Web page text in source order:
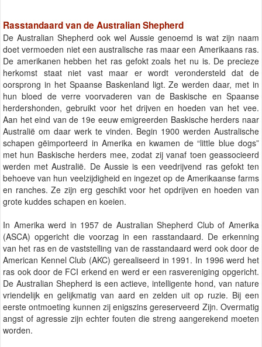
Rasstandaard van de Australian Shepherd
De Australian Shepherd ook wel Aussie genoemd is wat zijn naam
doet vermoeden niet een australische ras maar een Amerikaans ras.
De amerikanen hebben het ras gefokt zoals het nu is. De precieze
herkomst staat niet vast maar er wordt verondersteld dat de
oorsprong in het Spaanse Baskenland ligt. Ze werden daar, met in
hun bloed de verre voorvaderen van de Baskische en Spaanse
herdershonden, gebruikt voor het drijven en hoeden van het vee.
Aan het eind van de 19e eeuw emigreerden Baskische herders naar
Australië om daar werk te vinden. Begin 1900 werden Australische
schapen gëimporteerd in Amerika en kwamen de “little blue dogs”
met hun Baskische herders mee, zodat zij vanaf toen geassocieerd
werden met Australië. De Aussie is een veedrijvend ras gefokt ten
behoeve van hun veelzijdigheid en ingezet op de Amerikaanse farms
en ranches. Ze zijn erg geschikt voor het opdrijven en hoeden van
grote kuddes schapen en koeien.
In Amerika werd in 1957 de Australian Shepherd Club of Amerika
(ASCA) opgericht die voorzag in een rasstandaard. De erkenning
van het ras en de vaststelling van de rasstandaard werd ook door de
American Kennel Club (AKC) gerealiseerd in 1991. In 1996 werd het
ras ook door de FCI erkend en werd er een rasvereniging opgericht.
De Australian Shepherd is een actieve, intelligente hond, van nature
vriendelijk en gelijkmatig van aard en zelden uit op ruzie. Bij een
eerste ontmoeting kunnen zij enigszins gereserveerd Zijn. Overmatig
angst of agressie zijn echter fouten die streng aangerekend moeten
worden.